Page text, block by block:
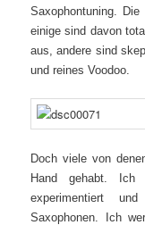
Saxophontuning.
einige sind davon
aus, andere sind
und reines Voodoo.
Doch viele von
Hand gehabt. Ich
experimentiert
Saxophonen. Ich